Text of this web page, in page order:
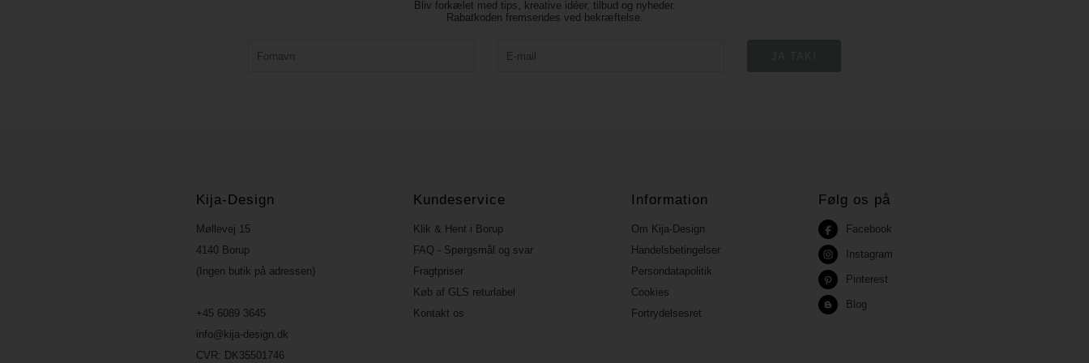
Bliv forkælet med tips, kreative idéer, tilbud og nyheder.
Rabatkoden fremsendes ved bekræftelse.
Kija-Design
Møllevej 15
4140 Borup
(Ingen butik på adressen)
+45 6089 3645
info@kija-design.dk
CVR: DK35501746
Kundeservice
Klik & Hent i Borup
FAQ - Spørgsmål og svar
Fragtpriser
Køb af GLS returlabel
Kontakt os
Information
Om Kija-Design
Handelsbetingelser
Persondatapolitik
Cookies
Fortrydelsesret
Følg os på
Facebook
Instagram
Pinterest
Blog